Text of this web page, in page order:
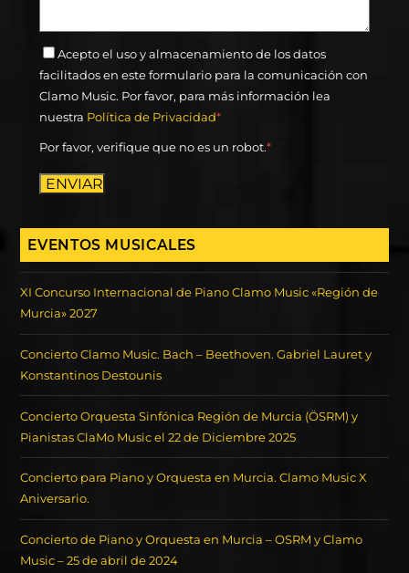
Acepto el uso y almacenamiento de los datos
facilitados en este formulario para la comunicación con
Clamo Music. Por favor, para más información lea
nuestra Política de Privacidad*
Por favor, verifique que no es un robot.*
ENVIAR
EVENTOS MUSICALES
XI Concurso Internacional de Piano Clamo Music «Región de
Murcia» 2027
Concierto Clamo Music. Bach – Beethoven. Gabriel Lauret y
Konstantinos Destounis
Concierto Orquesta Sinfónica Región de Murcia (ÖSRM) y
Pianistas ClaMo Music el 22 de Diciembre 2025
Concierto para Piano y Orquesta en Murcia. Clamo Music X
Aniversario.
Concierto de Piano y Orquesta en Murcia – OSRM y Clamo
Music – 25 de abril de 2024